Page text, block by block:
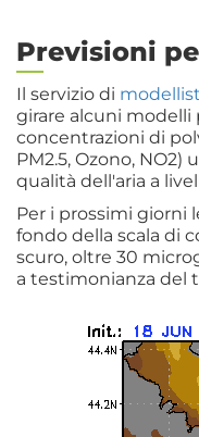
Previsioni
Il servizio di
girare alcuni modelli
concentrazioni di
PM2.5, Ozono,
qualità dell'aria a
Per i prossimi giorni
fondo della scala di
scuro, oltre 30
a testimonianza del